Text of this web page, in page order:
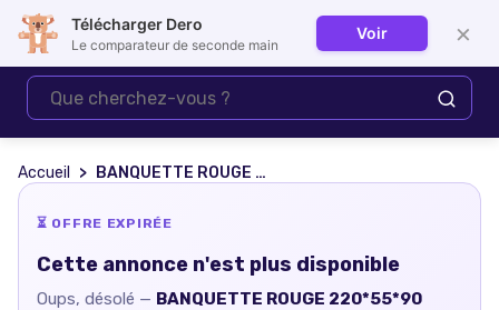
Se connecter
Accueil BANQUETTE ROUGE 220*55*90
⏳ OFFRE EXPIRÉE
Cette annonce n'est plus disponible
Oups, désolé — BANQUETTE ROUGE 220*55*90
Télécharger Dero
Le comparateur de seconde main
Voir ×